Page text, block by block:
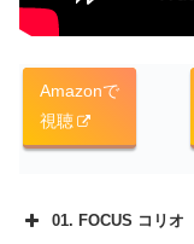
Amazonで
視聴
01. FOCUS コリオ